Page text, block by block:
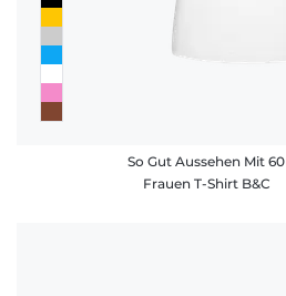
So Gut Aussehen Mit 60
Frauen T-Shirt B&C